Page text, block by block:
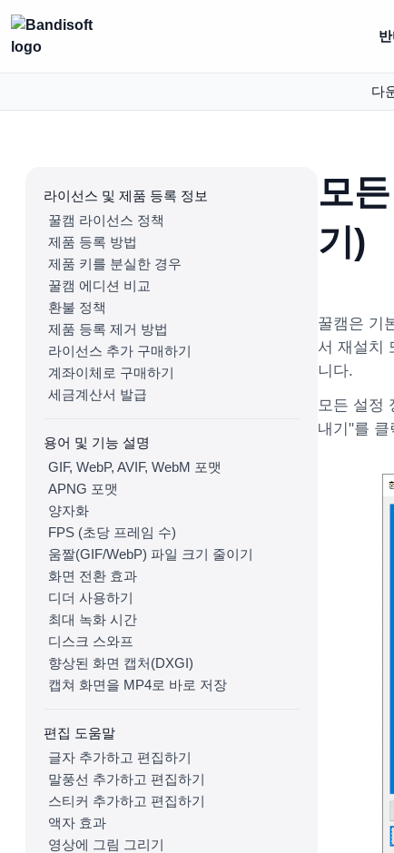
다
라이선스 및 제품 등록 정보
꿀캠 라이선스 정책
제품 등록 방법
제품 키를 분실한 경우
꿀캠 에디션 비교
환불 정책
제품 등록 제거 방법
라이선스 추가 구매하기
계좌이체로 구매하기
세금계산서 발급
용어 및 기능 설명
GIF, WebP, AVIF, WebM 포맷
APNG 포맷
양자화
FPS (초당 프레임 수)
움짤(GIF/WebP) 파일 크기 줄이기
화면 전환 효과
디더 사용하기
최대 녹화 시간
디스크 스와프
향상된 화면 캡처(DXGI)
캡쳐 화면을 MP4로 바로 저장
편집 도움말
글자 추가하고 편집하기
말풍선 추가하고 편집하기
스티커 추가하고 편집하기
액자 효과
영상에 그림 그리기
모
기)
꿀캠은 기
서 재설치
니다.
모든 설정
내기"를